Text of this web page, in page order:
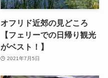
オフリド近郊の見どころ
【フェリーでの日帰り観光
がベスト！】
2021年7月5日